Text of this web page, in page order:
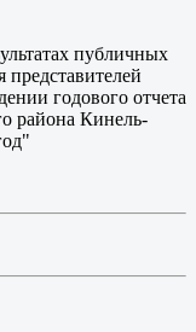
публичных
годового отчета
района Кинель-